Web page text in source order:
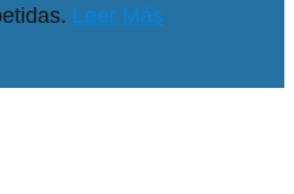
Leer Más